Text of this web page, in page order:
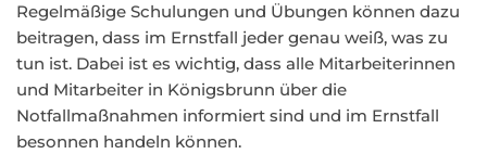
Regelmäßige Schulungen und Übungen können dazu
beitragen, dass im Ernstfall jeder genau weiß, was zu
tun ist. Dabei ist es wichtig, dass alle Mitarbeiterinnen
und Mitarbeiter in Königsbrunn über die
Notfallmaßnahmen informiert sind und im Ernstfall
besonnen handeln können.